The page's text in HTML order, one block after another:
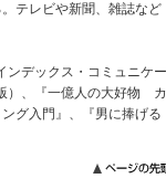
テレビや新聞、雑誌など
ンデックス・コミュニケー
）、『一億人の大好物 カ
グ入門』、『男に捧げる